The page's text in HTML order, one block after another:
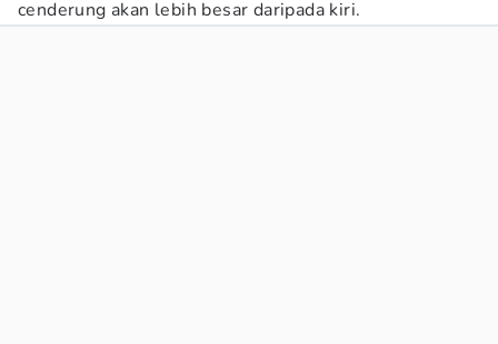
cenderung akan lebih besar daripada kiri.